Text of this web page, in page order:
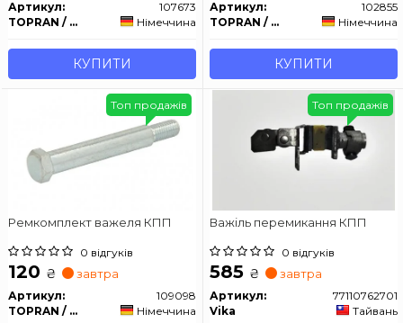
Артикул:
107673
TOPRAN / HANS PRIES
Німеччина
КУПИТИ
Артикул:
102855
TOPRAN / HANS PRIES
Німеччина
КУПИТИ
Ремкомплект важеля КПП
0 відгуків
120 ₴ завтра
Артикул:
109098
TOPRAN / HANS PRIES
Німеччина
Топ продажів
Важіль перемикання КПП
0 відгуків
585 ₴ завтра
Артикул:
77110762701
Vika
Тайвань
Топ продажів